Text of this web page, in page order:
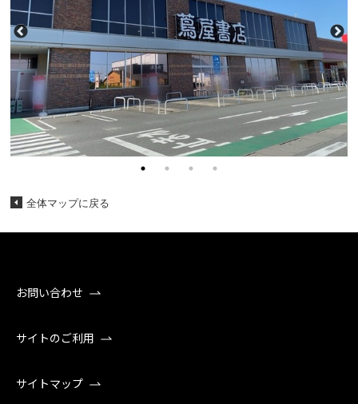
全体マップに戻る
お問い合わせ
サイトのご利用
サイトマップ